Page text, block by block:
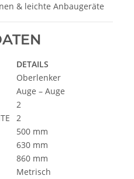
& leichte Anbaugeräte
DETAILS
Oberlenker
Auge – Auge
2
2
500 mm
630 mm
860 mm
Metrisch